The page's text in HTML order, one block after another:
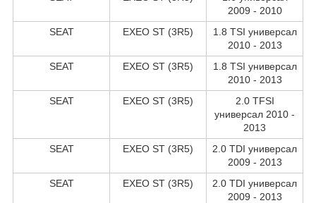
2009 - 2010
SEAT
EXEO ST (3R5)
1.8 TSI универсал
2010 - 2013
SEAT
EXEO ST (3R5)
1.8 TSI универсал
2010 - 2013
SEAT
EXEO ST (3R5)
2.0 TFSI
универсал 2010 -
2013
SEAT
EXEO ST (3R5)
2.0 TDI универсал
2009 - 2013
SEAT
EXEO ST (3R5)
2.0 TDI универсал
2009 - 2013